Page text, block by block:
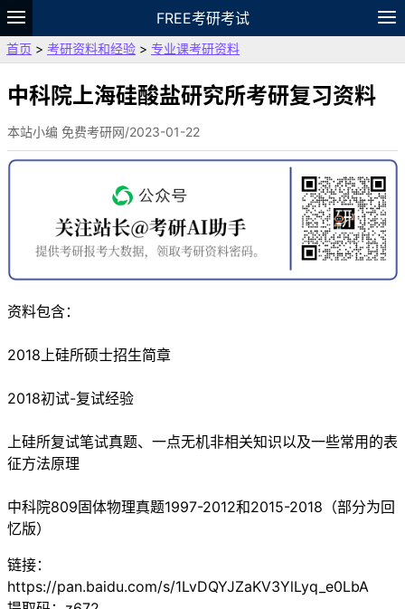
FREE考研考试
题库
故事 专题 APP
VIP
资料
首页 > 考研资料和经验 > 专业课考研资料
中科院上海硅酸盐研究所考研复习资料
本站小编 免费考研网/2023-01-22
资料包含：
2018上硅所硕士招生简章
2018初试-复试经验
上硅所复试笔试真题、一点无机非相关知识以及一些常用的表
征方法原理
中科院809固体物理真题1997-2012和2015-2018（部分为回
忆版）
链接：
https://pan.baidu.com/s/1LvDQYJZaKV3YlLyq_e0LbA